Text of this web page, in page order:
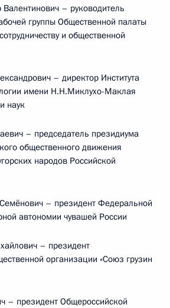
– руководитель
группы Общественной палаты
и общественной
– директор Института
имени Н.Н.Миклухо-Маклая
наук
– председатель президиума
общественного движения
народов Российской
– президент Федеральной
автономии чувашей России
– президент
организации «Союз грузин
– президент Общероссийской